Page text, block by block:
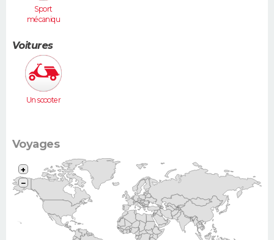
Sport
mécaniqu
Voitures
Un scooter
Voyages
+
−